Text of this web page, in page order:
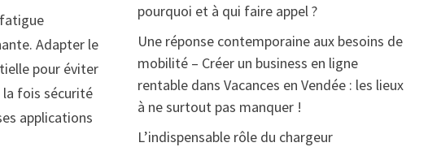
Adapter le
pour éviter
fois sécurité
applications
pourquoi et à qui faire appel ?
Une réponse contemporaine aux besoins de
mobilité – Créer un business en ligne
rentabledans Vacances en Vendée : les lieux
à ne surtout pas manquer !
L’indispensable rôle du chargeur